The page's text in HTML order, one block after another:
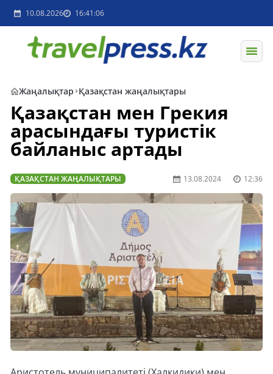
10.08.2026 16:41:06
Жаңалықтар Қазақстан жаңалықтары
Қазақстан мен Грекия
арасындағы туристік
байланыс артады
ҚАЗАҚСТАН ЖАҢАЛЫҚТАРЫ 13.08.2024 12:36